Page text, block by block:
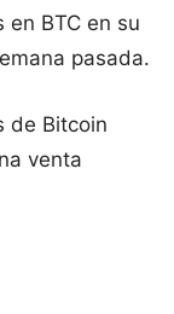
BTC en su
pasada.
de Bitcoin
venta